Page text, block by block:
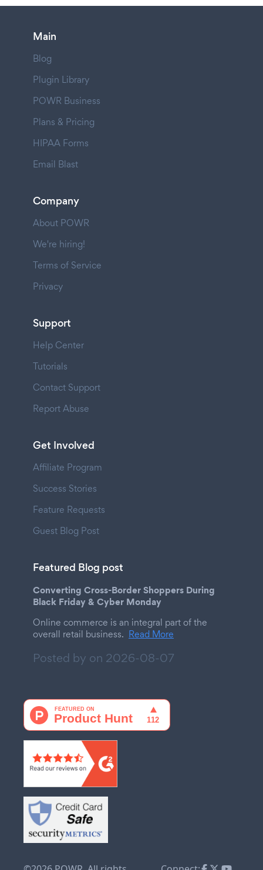
Main
Blog
Plugin Library
POWR Business
Plans & Pricing
HIPAA Forms
Email Blast
Company
About POWR
We're hiring!
Terms of Service
Privacy
Support
Help Center
Tutorials
Contact Support
Report Abuse
Get Involved
Affiliate Program
Success Stories
Feature Requests
Guest Blog Post
Featured Blog post
Converting Cross-Border Shoppers During
Black Friday & Cyber Monday
Online commerce is an integral part of the
overall retail business. Read More
Posted by on 2026-08-07